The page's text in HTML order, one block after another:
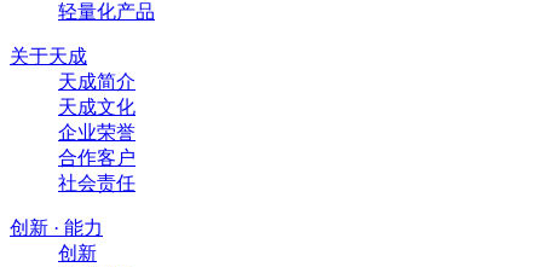
轻量化产品
关于天成
天成简介
天成文化
企业荣誉
合作客户
社会责任
创新 · 能力
创新